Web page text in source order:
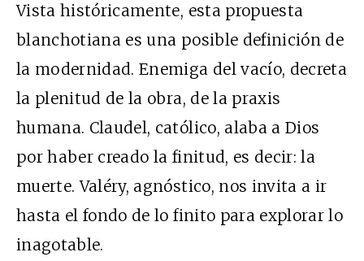
Vista históricamente, esta propuesta
blanchotiana es una posible definición de
la modernidad. Enemiga del vacío, decreta
la plenitud de la obra, de la praxis
humana. Claudel, católico, alaba a Dios
por haber creado la finitud, es decir: la
muerte. Valéry, agnóstico, nos invita a ir
hasta el fondo de lo finito para explorar lo
inagotable.